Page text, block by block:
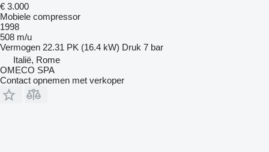
€ 3.000
Mobiele compressor
1998
508 m/u
Vermogen 22.31 PK (16.4 kW) Druk 7 bar
Italië, Rome
OMECO SPA
Contact opnemen met verkoper